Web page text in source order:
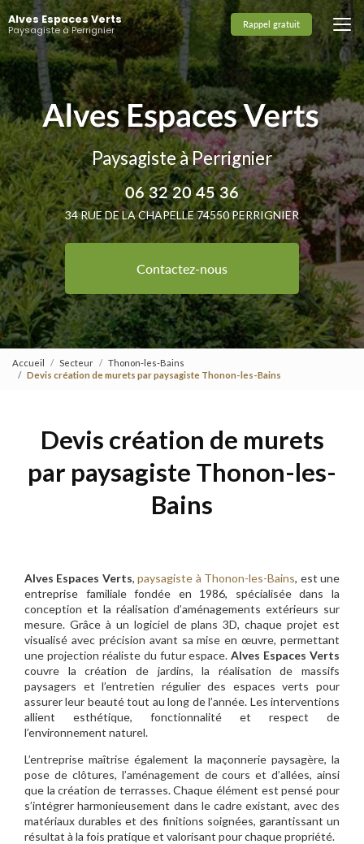
Aller
au
contenu
principal
Alves Espaces Verts
Paysagiste à Perrignier Rappel gratuit
Paysagiste à Perrignier
06 32 20 45 36
34 RUE DE LA CHAPELLE 74550 PERRIGNIER
Contactez-nous
Accueil Secteur
Thonon-les-Bains
Devis création de murets par paysagiste Thonon-les-Bains
Devis création de murets
par paysagiste Thonon-les-
Bains
Alves Espaces Verts,paysagiste à Thonon-les-Bains, est une
entreprise familiale fondée en 1986, spécialisée dans la
conception et la réalisation d’aménagements extérieurs sur
mesure. Grâce à un logiciel de plans 3D, chaque projet est
visualisé avec précision avant sa mise en œuvre, permettant
une projection réaliste du futur espace.Alves Espaces Verts
couvre la création de jardins, la réalisation de massifs
paysagers et l’entretien régulier des espaces verts pour
assurer leur beauté tout au long de l’année. Les interventions
allient esthétique, fonctionnalité et respect de
l’environnement naturel.
L’entreprise maîtrise également la maçonnerie paysagère, la
pose de clôtures, l’aménagement de cours et d’allées, ainsi
que la création de terrasses. Chaque élément est pensé pour
s’intégrer harmonieusement dans le cadre existant, avec des
matériaux durables et des finitions soignées, garantissant un
résultat à la fois pratique et valorisant pour chaque propriété.